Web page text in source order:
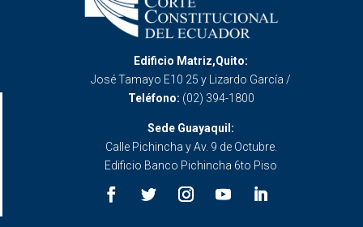
Edificio Matriz,Quito:
José Tamayo E10 25 y Lizardo García /
Teléfono: (02) 394-1800
Sede Guayaquil:
Calle Pichincha y Av. 9 de Octubre.
Edificio Banco Pichincha 6to Piso